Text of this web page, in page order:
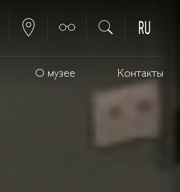
О музее Контакты